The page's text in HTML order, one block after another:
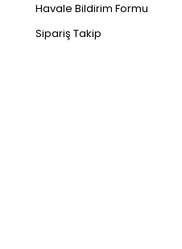
Havale Bildirim Formu
Sipariş Takip